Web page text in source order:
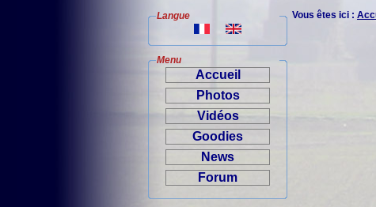
Langue
Menu
Accueil
Photos
Vidéos
Goodies
News
Forum
Vous êtes ici :